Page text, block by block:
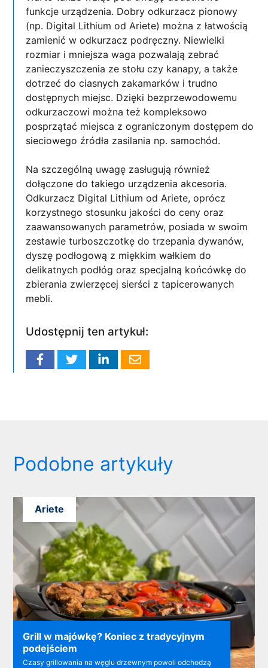
funkcje urządzenia. Dobry odkurzacz pionowy
(np. Digital Lithium od Ariete) można z łatwością
zamienić w odkurzacz podręczny. Niewielki
rozmiar i mniejsza waga pozwalają zebrać
zanieczyszczenia ze stołu czy kanapy, a także
dotrzeć do ciasnych zakamarków i trudno
dostępnych miejsc. Dzięki bezprzewodowemu
odkurzaczowi można też kompleksowo
posprzątać miejsca z ograniczonym dostępem do
sieciowego źródła zasilania np. samochód.
Na szczególną uwagę zasługują również
dołączone do takiego urządzenia akcesoria.
Odkurzacz Digital Lithium od Ariete, oprócz
korzystnego stosunku jakości do ceny oraz
zaawansowanych parametrów, posiada w swoim
zestawie turboszczotkę do trzepania dywanów,
dyszę podłogową z miękkim wałkiem do
delikatnych podłóg oraz specjalną końcówkę do
zbierania zwierzęcej sierści z tapicerowanych
mebli.
Udostępnij ten artykuł:
Podobne artykuły
Grill w majówkę? Koniec z tradycyjnym
podejściem
Czasy grillowania na węglu drzewnym powoli odchodzą
Ariete